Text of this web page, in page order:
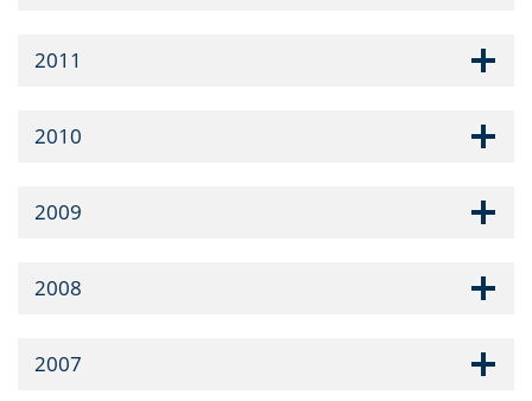
2011
2010
2009
2008
2007